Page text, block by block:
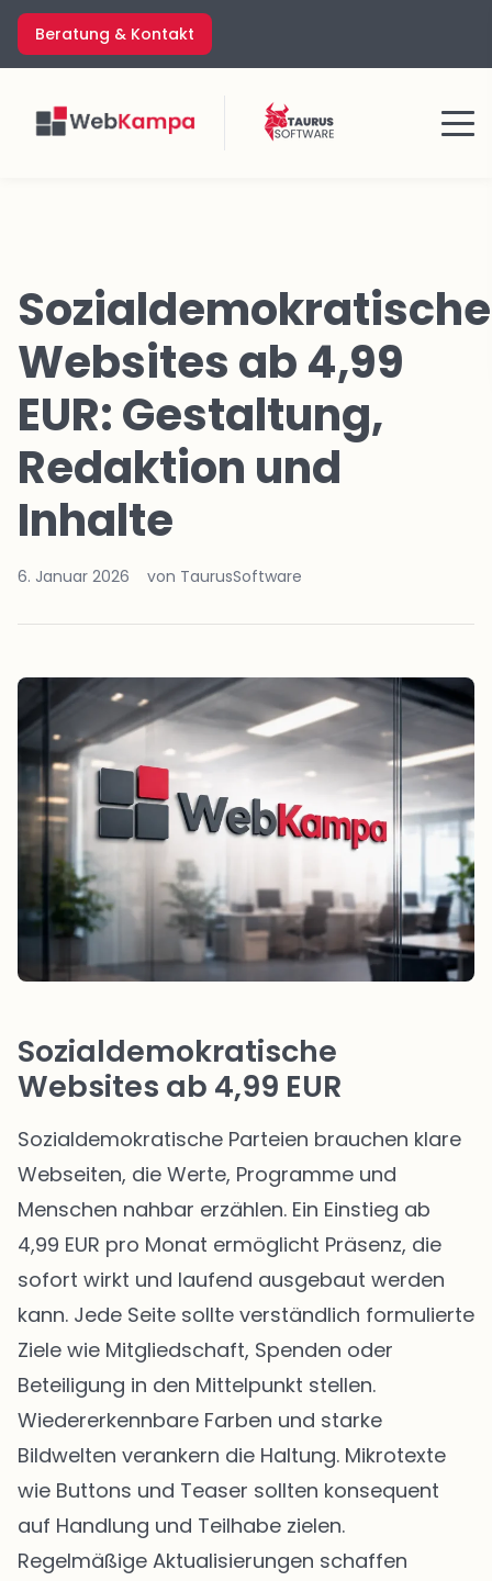
Zum
Inhalt
springen
Beratung & Kontakt
Menü
Sozialdemokratische
Websites ab 4,99
EUR: Gestaltung,
Redaktion und
Inhalte
6. Januar 2026 von TaurusSoftware
Sozialdemokratische
Websites ab 4,99 EUR
Sozialdemokratische Parteien brauchen klare
Webseiten, die Werte, Programme und
Menschen nahbar erzählen. Ein Einstieg ab
4,99 EUR pro Monat ermöglicht Präsenz, die
sofort wirkt und laufend ausgebaut werden
kann. Jede Seite sollte verständlich formulierte
Ziele wie Mitgliedschaft, Spenden oder
Beteiligung in den Mittelpunkt stellen.
Wiedererkennbare Farben und starke
Bildwelten verankern die Haltung. Mikrotexte
wie Buttons und Teaser sollten konsequent
auf Handlung und Teilhabe zielen.
Regelmäßige Aktualisierungen schaffen